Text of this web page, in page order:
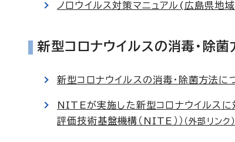
ノロウイルス対策マニュアル(広島県地
新型コロナウイルスの消毒・除菌
新型コロナウイルスの消毒・除菌方法に
NITEが実施した新型コロナウイルス
評価技術基盤機構（NITE）） （外部リンク）